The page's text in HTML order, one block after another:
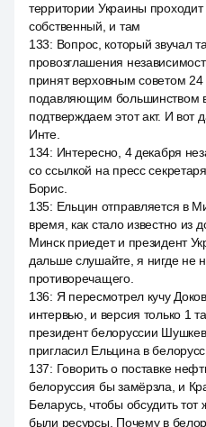
территории Украины
собственный, и там
133: Вопрос, который звучал
провозглашения
принят верховным советом 24
подавляющим большинством
подтверждаем этот акт. И вот
Инте.
134: Интересно, 4 декабря
со ссылкой на пресс
Борис.
135: Ельцин отправляется в
время, как стало известно из
Минск приедет и президент
дальше слушайте, я нигде не
противоречащего.
136: Я пересмотрел кучу
интервью, и версия только 1
президент белоруссии
пригласил Ельцина в
137: Говорить о поставке
белоруссия бы замёрзла, и
Беларусь, чтобы обсудить
были ресурсы. Почему в